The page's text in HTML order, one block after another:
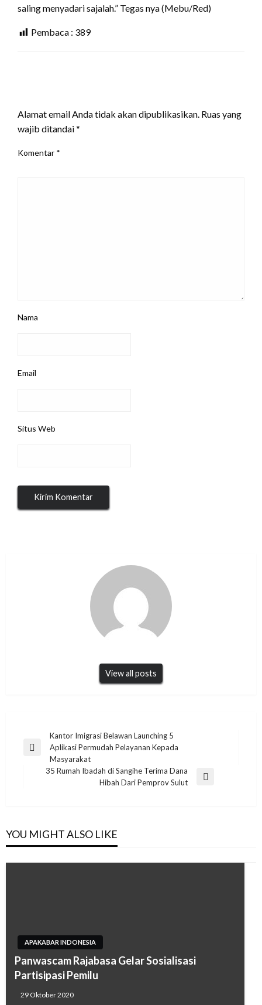
saling menyadari sajalah.” Tegas nya (Mebu/Red)
Pembaca : 389
Alamat email Anda tidak akan dipublikasikan. Ruas yang
wajib ditandai*
Komentar *
Nama
Email
Situs Web
View all posts
Navigasi
pos
Previous
Kantor Imigrasi Belawan Launching 5
Aplikasi Permudah Pelayanan Kepada
Masyarakat
35 Rumah Ibadah di Sangihe Terima Dana
Hibah Dari Pemprov Sulut
YOU MIGHT ALSO LIKE
APAKABAR INDONESIA
Panwascam Rajabasa Gelar Sosialisasi
Partisipasi Pemilu
29 Oktober 2020